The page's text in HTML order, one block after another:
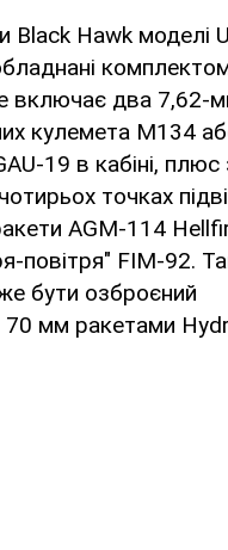
Black Hawk моделі
включає два 7,62-
кулемета M134
19 в кабіні, плюс
точках
AGM-114
повітря" FIM-92.
бути озброєний
мм ракетами